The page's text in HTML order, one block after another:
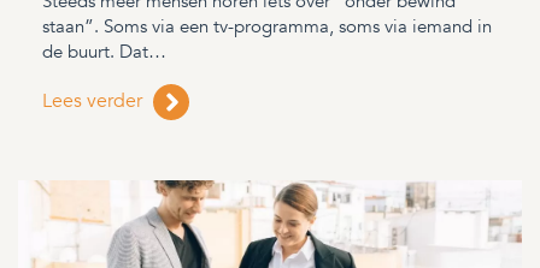
staan”. Soms via een tv-programma, soms via iemand in
de buurt. Dat…
Lees verder